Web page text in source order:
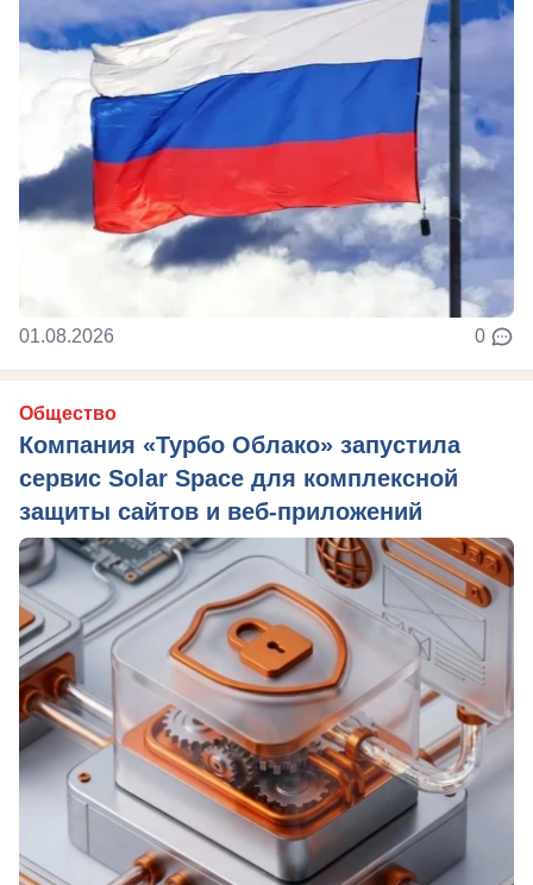
01.08.2026 0
Общество
Компания «Турбо Облако» запустила
сервис Solar Space для комплексной
защиты сайтов и веб-приложений